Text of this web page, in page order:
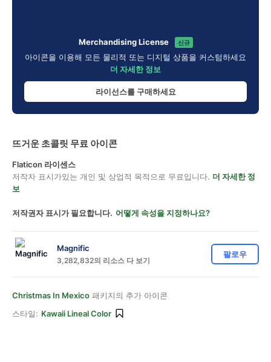
Merchandising License 신규
아이콘을 이용해 모든 물리적 또는 디지털 상품을 커스텀하세요
더 자세한 정보
라이선스를 구매하세요
뜨거운 초콜릿 무료 아이콘
Flaticon 라이센스
저작자 표시가있는 개인 및 상업적 목적으로 무료입니다. 더 자세한 정
보
저작권자 표시가 필요합니다. 어떻게 속성을 지정하나요?
Magnific
3,282,832의 리소스 다 보기
팔로우
Christmas In Mexico 패키지의 추가 아이콘
스타일: Kawaii Lineal Color